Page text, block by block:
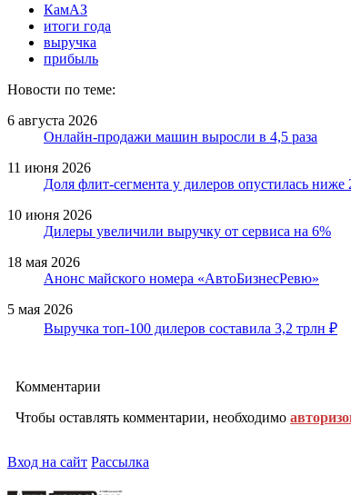
КамАЗ
итоги года
выручка
прибыль
Новости по теме:
6 августа 2026
Онлайн-продажи машин выросли в 4,5 раза
11 июня 2026
Доля флит-сегмента у дилеров опустилась ниже
10 июня 2026
Дилеры увеличили выручку от сервиса на 6%
18 мая 2026
Анонс майского номера «АвтоБизнесРевю»
5 мая 2026
Выручка топ-100 дилеров составила 3,2 трлн ₽
Комментарии
Чтобы оставлять комментарии, необходимо
Вход на сайт Рассылка